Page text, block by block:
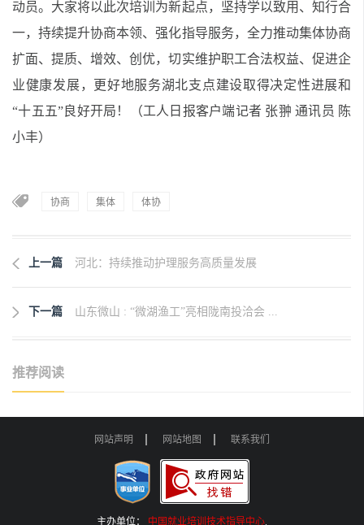
动员。大家将以此次培训为新起点，坚持学以致用、知行合
一，持续提升协商本领、强化指导服务，全力推动集体协商
扩面、提质、增效、创优，切实维护职工合法权益、促进企
业健康发展，更好地服务湖北支点建设取得决定性进展和
“十五五”良好开局！（工人日报客户端记者 张翀 通讯员 陈
小丰）
协商 集体 体协
上一篇 河北：持续推动护理服务高质量发展
下一篇 山东微山 : “微湖渔工”亮相陇南投洽会 ...
推荐阅读
网站声明 网站地图 联系我们
主办单位： 中国就业培训技术指导中心.